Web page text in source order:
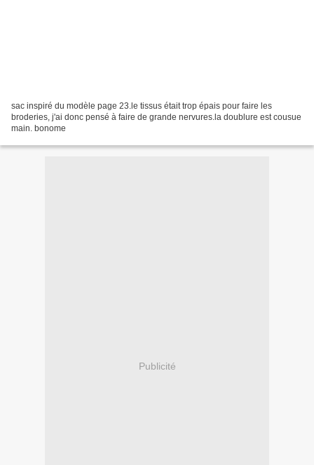
sac inspiré du modèle page 23.le tissus était trop épais pour faire les
broderies, j'ai donc pensé à faire de grande nervures.la doublure est cousue
main. bonome
Publicité